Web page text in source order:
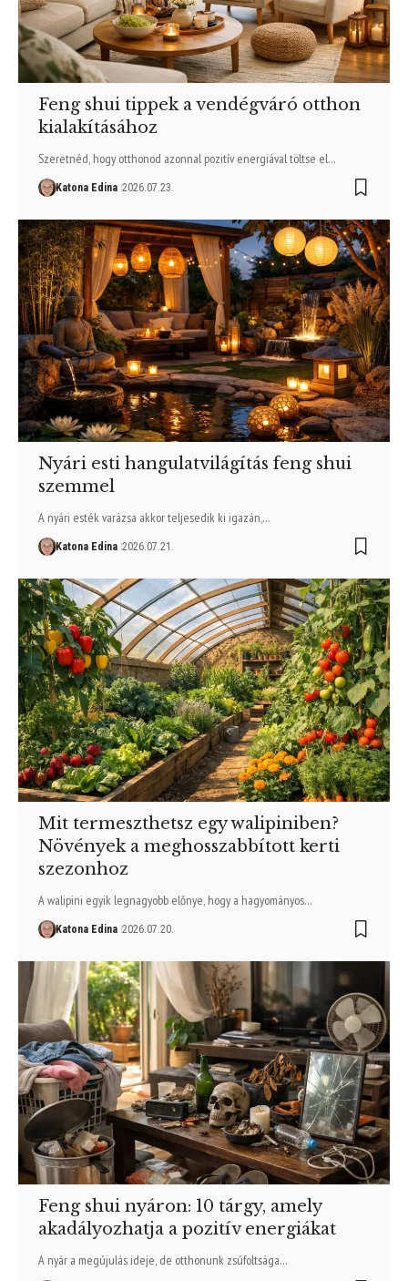
Feng shui tippek a vendégváró otthon
kialakításához
Szeretnéd, hogy otthonod azonnal pozitív energiával töltse el…
Katona Edina 2026.07.23.
Nyári esti hangulatvilágítás feng shui
szemmel
A nyári esték varázsa akkor teljesedik ki igazán,…
Katona Edina 2026.07.21.
Mit termeszthetsz egy walipiniben?
Növények a meghosszabbított kerti
szezonhoz
A walipini egyik legnagyobb előnye, hogy a hagyományos…
Katona Edina 2026.07.20.
Feng shui nyáron: 10 tárgy, amely
akadályozhatja a pozitív energiákat
A nyár a megújulás ideje, de otthonunk zsúfoltsága…